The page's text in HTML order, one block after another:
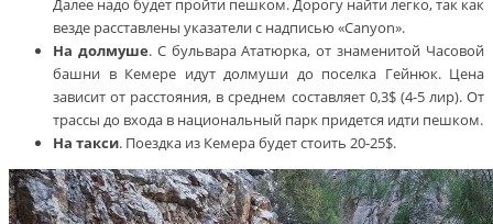
Далее надо будет пройти пешком. Дорогу найти легко, так как
везде расставлены указатели с надписью «Canyon».
На долмуше. С бульвара Ататюрка, от знаменитой Часовой
башни в Кемере идут долмуши до поселка Гейнюк. Цена
зависит от расстояния, в среднем составляет 0,3$ (4-5 лир). От
трассы до входа в национальный парк придется идти пешком.
На такси. Поездка из Кемера будет стоить 20-25$.